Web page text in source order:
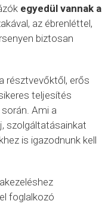
egyedül vannak a
az ébrenléttel,
biztosan
résztvevőktől, erős
teljesítés
Ami a
szolgáltatásainkat
is igazodnunk kell
foglalkozó